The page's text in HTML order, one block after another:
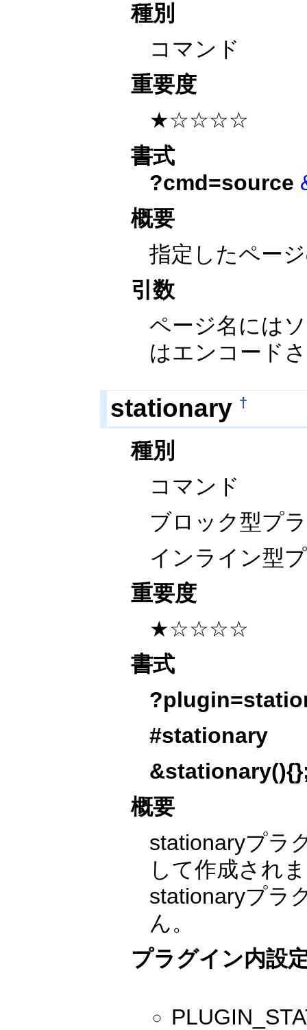
種別
コマンド
重要度
★☆☆☆☆
書式
?cmd=source
概要
指定したペー
引数
ページ名には
はエンコード
stationary †
種別
コマンド
ブロック型プ
インライン型
重要度
★☆☆☆☆
書式
#stationary
概要
stationaryプラ
して作成され
stationaryプラ
ん。
プラグイン内設